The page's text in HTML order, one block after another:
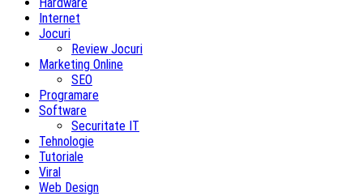
Internet
Jocuri
Review Jocuri
Marketing Online
SEO
Programare
Software
Securitate IT
Tehnologie
Tutoriale
Viral
Web Design